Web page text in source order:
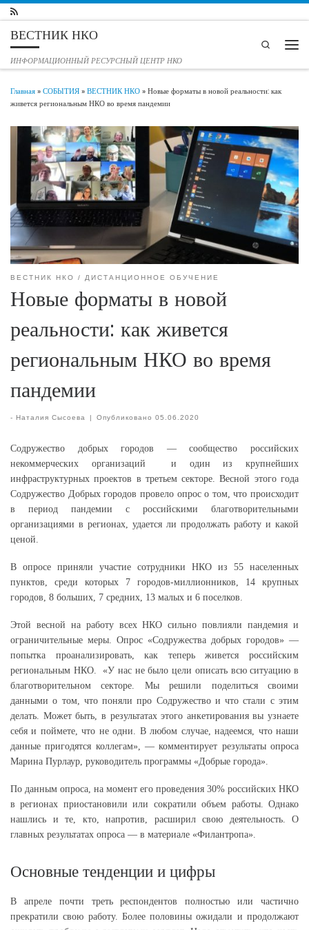
Перейти к содержимому
ВЕСТНИК НКО
ИНФОРМАЦИОННЫЙ РЕСУРСНЫЙ ЦЕНТР НКО
Search
Главная»СОБЫТИЯ»ВЕСТНИК НКО»Новые форматы в новой реальности: как
живется региональным НКО во время пандемии
ВЕСТНИК НКО ДИСТАНЦИОННОЕ ОБУЧЕНИЕ
Новые форматы в новой
реальности: как живется
региональным НКО во время
пандемии
- Наталия Сысоева | Опубликовано05.06.2020
Содружество добрых городов — сообщество российских
некоммерческих организаций и один из крупнейших
инфраструктурных проектов в третьем секторе. Весной этого года
Содружество Добрых городов провело опрос о том, что происходит
в период пандемии с российскими благотворительными
организациями в регионах, удается ли продолжать работу и какой
ценой.
В опросе приняли участие сотрудники НКО из 55 населенных
пунктов, среди которых 7 городов-миллионников, 14 крупных
городов, 8 больших, 7 средних, 13 малых и 6 поселков.
Этой весной на работу всех НКО сильно повлияли пандемия и
ограничительные меры. Опрос «Содружества добрых городов» —
попытка проанализировать, как теперь живется российским
региональным НКО. «У нас не было цели описать всю ситуацию в
благотворительном секторе. Мы решили поделиться своими
данными о том, что поняли про Содружество и что стали с этим
делать. Может быть, в результатах этого анкетирования вы узнаете
себя и поймете, что не одни. В любом случае, надеемся, что наши
данные пригодятся коллегам», — комментирует результаты опроса
Марина Пурлаур, руководитель программы «Добрые города».
По данным опроса, на момент его проведения 30% российских НКО
в регионах приостановили или сократили объем работы. Однако
нашлись и те, кто, напротив, расширил свою деятельность. О
главных результатах опроса — в материале «Филантропа».
Основные тенденции и цифры
В апреле почти треть респондентов полностью или частично
прекратили свою работу. Более половины ожидали и продолжают